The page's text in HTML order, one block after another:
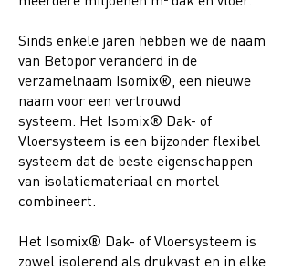
Sinds enkele jaren hebben we de naam
van Betopor veranderd in de
verzamelnaam Isomix®, een nieuwe
naam voor een vertrouwd
systeem. Het Isomix® Dak- of
Vloersysteem is een bijzonder flexibel
systeem dat de beste eigenschappen
van isolatiemateriaal en mortel
combineert.
Het Isomix® Dak- of Vloersysteem is
zowel isolerend als drukvast en in elke